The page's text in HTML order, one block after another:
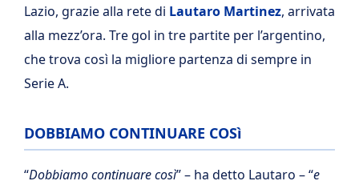
Lazio, grazie alla rete di Lautaro Martinez, arrivata
alla mezz’ora. Tre gol in tre partite per l’argentino,
che trova così la migliore partenza di sempre in
Serie A.
DOBBIAMO CONTINUARE COSì
“Dobbiamo continuare così” – ha detto Lautaro – “e